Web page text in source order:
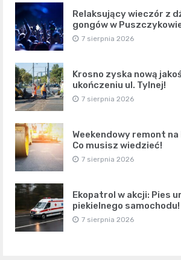
Relaksujący wieczór z
gongów w
7 sierpnia 2026
Krosno zyska nową
ukończeniu ul. Tylnej!
7 sierpnia 2026
Weekendowy remont
Co musisz wiedzieć!
7 sierpnia 2026
Ekopatrol w akcji: Pies
piekielnego samochodu!
7 sierpnia 2026